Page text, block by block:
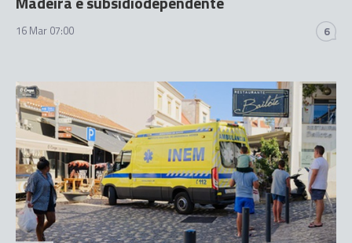
16 Mar 07:00 6